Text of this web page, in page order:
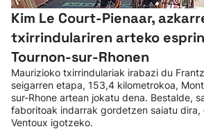
Kim Le Court-Pienaar,
txirrindulariren arteko
Tournon-sur-Rhonen
Maurizioko txirrindulariak irabazi du
seigarren etapa, 153,4 kilometrokoa,
sur-Rhone artean jokatu dena. Bestalde,
faboritoak indarrak gordetzen saiatu dira,
Ventoux igotzeko.